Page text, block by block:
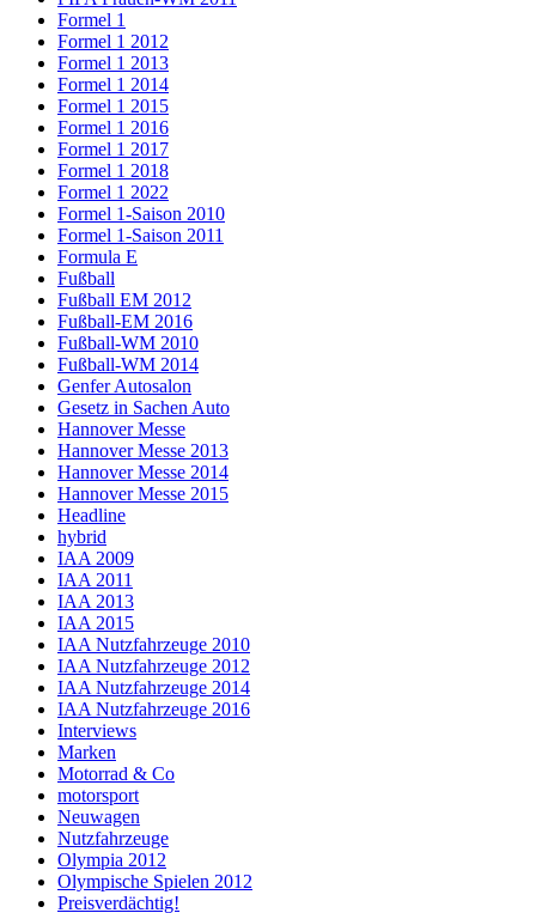
Formel 1
Formel 1 2012
Formel 1 2013
Formel 1 2014
Formel 1 2015
Formel 1 2016
Formel 1 2017
Formel 1 2018
Formel 1 2022
Formel 1-Saison 2010
Formel 1-Saison 2011
Formula E
Fußball
Fußball EM 2012
Fußball-EM 2016
Fußball-WM 2010
Fußball-WM 2014
Genfer Autosalon
Gesetz in Sachen Auto
Hannover Messe
Hannover Messe 2013
Hannover Messe 2014
Hannover Messe 2015
Headline
hybrid
IAA 2009
IAA 2011
IAA 2013
IAA 2015
IAA Nutzfahrzeuge 2010
IAA Nutzfahrzeuge 2012
IAA Nutzfahrzeuge 2014
IAA Nutzfahrzeuge 2016
Interviews
Marken
Motorrad & Co
motorsport
Neuwagen
Nutzfahrzeuge
Olympia 2012
Olympische Spielen 2012
Preisverdächtig!